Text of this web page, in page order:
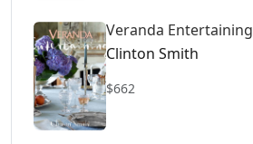
Veranda Entertaining
Clinton Smith
$662